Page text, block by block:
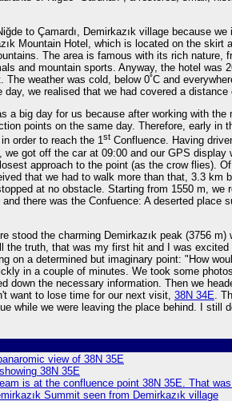
to Çamardı, Demirkazık village because
Mountain Hotel, which is located on the skirt
The area is famous with its rich nature,
and mountain sports. Anyway, the hotel was
The weather was cold, below 0˚C and
day, we realised that we had covered a distance
a big day for us because after working with the
points on the same day. Therefore, early in
order to reach the 1st Confluence. Having
we got off the car at 09:00 and our GPS display
approach to the point (as the crow flies).
that we had to walk more than that, 3.3 km
at no obstacle. Starting from 1550 m, we
there was the Confuence: A deserted place
stood the charming Demirkazık peak (3756
the truth, that was my first hit and I was excited
on a determined but imaginary point: "How
in a couple of minutes. We took some
down the necessary information. Then we
want to lose time for our next visit, 38N 34E.
while we were leaving the place behind. I still
view of 38N 35E
38N 35E
is at the confluence point 38N 35E. That
Summit seen from Demirkazık village